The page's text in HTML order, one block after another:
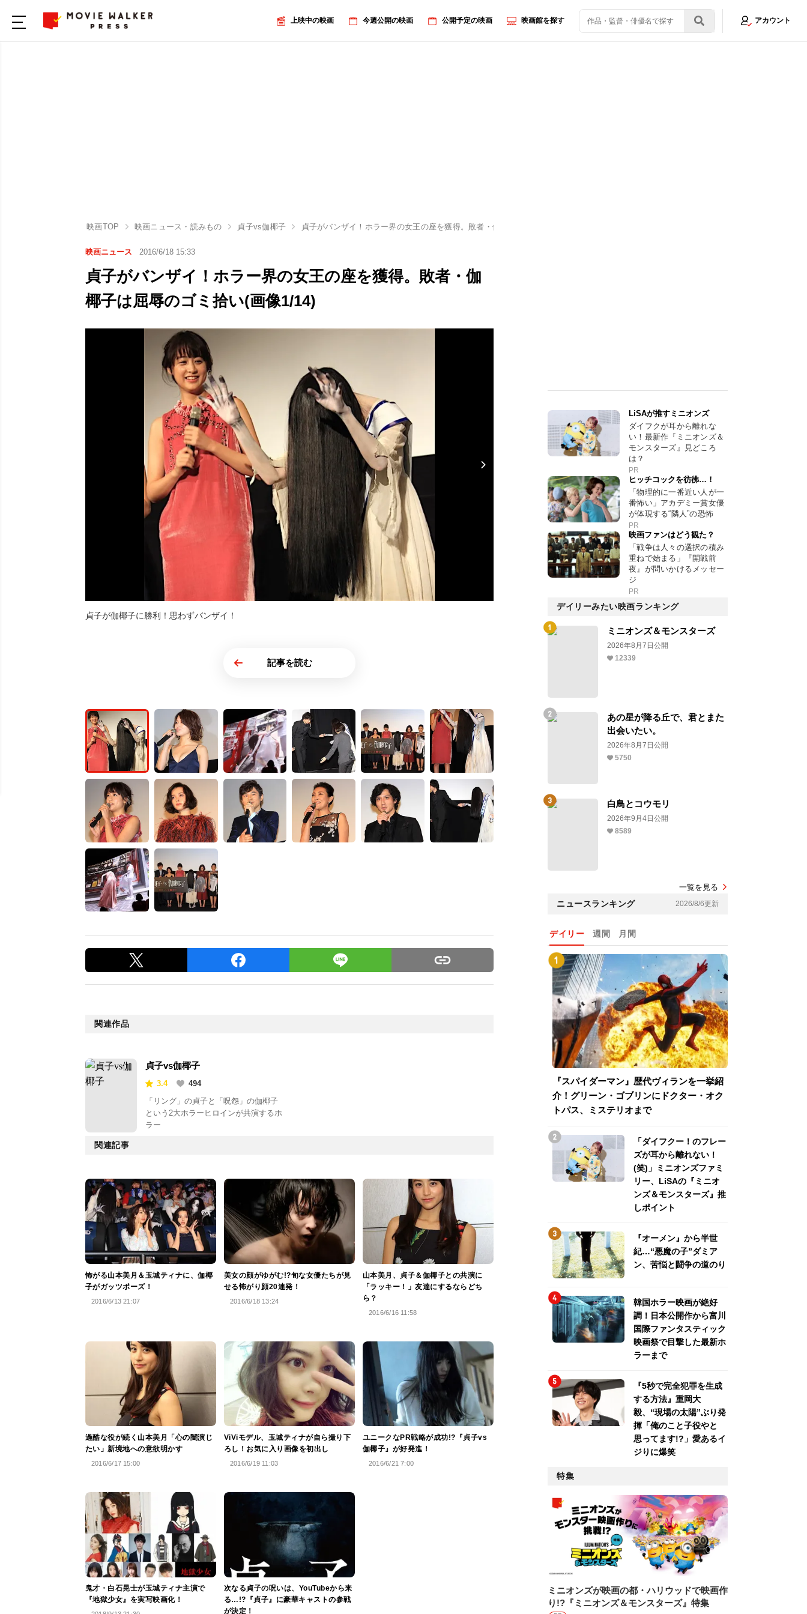
上映中の映画 今週公開の映画 公開予定の映画 映画館を探す アカウント
映画TOP 映画ニュース・読みもの 貞子vs伽椰子 貞子がバンザイ！ホラー界の女王の座を獲得。敗者・伽椰子は屈辱のゴミ拾い
映画ニュース 2016/6/18 15:33
貞子がバンザイ！ホラー界の女王の座を獲得。敗者・伽
椰子は屈辱のゴミ拾い(画像1/14)
貞子が伽椰子に勝利！思わずバンザイ！
記事を読む
関連作品
貞子vs伽椰子
3.4
494
「リング」の貞子と「呪怨」の伽椰子
という2大ホラーヒロインが共演するホ
ラー
関連記事
怖がる山本美月＆玉城ティナに、伽椰
子がガッツポーズ！
2016/6/13 21:07
美女の顔がゆがむ!?旬な女優たちが見
せる怖がり顔20連発！
2016/6/18 13:24
山本美月、貞子＆伽椰子との共演に
「ラッキー！」友達にするならどち
ら？
2016/6/16 11:58
過酷な役が続く山本美月「心の闇演じ
たい」新境地への意欲明かす
2016/6/17 15:00
ViViモデル、玉城ティナが自ら撮り下
ろし！お気に入り画像を初出し
2016/6/19 11:03
ユニークなPR戦略が成功!?『貞子vs
伽椰子』が好発進！
2016/6/21 7:00
鬼才・白石晃士が玉城ティナ主演で
『地獄少女』を実写映画化！
次なる貞子の呪いは、YouTubeから来
る…!?『貞子』に豪華キャストの参戦
が決定！
LiSAが推すミニオンズ
ダイフクが耳から離れな
い！最新作『ミニオンズ＆
モンスターズ』見どころ
は？
PR
ヒッチコックを彷彿…！
「物理的に一番近い人が一
番怖い」アカデミー賞女優
が体現する“隣人”の恐怖
PR
映画ファンはどう観た？
「戦争は人々の選択の積み
重ねで始まる」『開戦前
夜』が問いかけるメッセー
ジ
PR
デイリーみたい映画ランキング
ミニオンズ＆モンスターズ
2026年8月7日公開
12339
あの星が降る丘で、君とまた
出会いたい。
2026年8月7日公開
5750
白鳥とコウモリ
2026年9月4日公開
8589
一覧を見る
ニュースランキング 2026/8/6更新
デイリー 週間 月間
『スパイダーマン』歴代ヴィランを一挙紹
介！グリーン・ゴブリンにドクター・オク
トパス、ミステリオまで
「ダイフクー！のフレー
ズが耳から離れない！
(笑)」ミニオンズファミ
リー、LiSAの『ミニオ
ンズ＆モンスターズ』推
しポイント
『オーメン』から半世
紀…“悪魔の子”ダミア
ン、苦悩と闘争の道のり
韓国ホラー映画が絶好
調！日本公開作から富川
国際ファンタスティック
映画祭で目撃した最新ホ
ラーまで
『5秒で完全犯罪を生成
する方法』重岡大
毅、“現場の太陽”ぶり発
揮「俺のこと子役やと
思ってます!?」愛あるイ
ジりに爆笑
特集
ミニオンズが映画の都・ハリウッドで映画作
り!?『ミニオンズ＆モンスターズ』特集